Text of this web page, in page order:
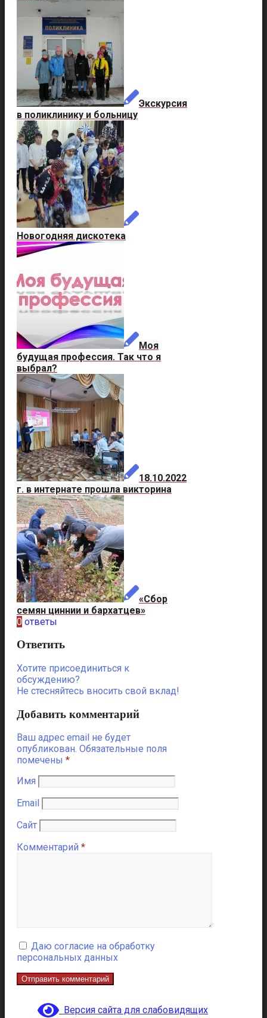
Экскурсия
в поликлинику и больницу
Новогодняя дискотека
Моя
будущая профессия. Так что я
выбрал?
18.10.2022
г. в интернате прошла викторина
«Сбор
семян циннии и бархатцев»
0 ответы
Ответить
Хотите присоединиться к
обсуждению?
Не стесняйтесь вносить свой вклад!
Добавить комментарий
Ваш адрес email не будет
опубликован. Обязательные поля
помечены *
Имя
Email
Сайт
Комментарий *
Даю согласие на обработку
персональных данных
Версия сайта для слабовидящих